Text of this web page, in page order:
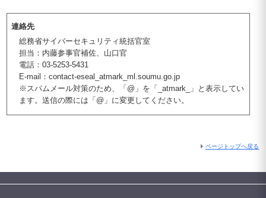
連絡先
総務省サイバーセキュリティ統括官室
担当：内藤参事官補佐、山口官
電話：03-5253-5431
E-mail：contact-eseal_atmark_ml.soumu.go.jp
※スパムメール対策のため、「@」を「_atmark_」と表示してい
ます。送信の際には「@」に変更してください。
ページトップへ戻る